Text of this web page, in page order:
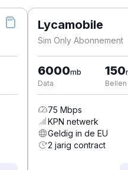
Lycamobile
Sim Only Abonnement
6000mb
Data
150
Bellen
75 Mbps
KPN netwerk
Geldig in de EU
2 jarig contract